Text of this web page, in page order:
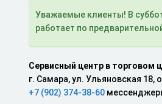
Уважаемые клиенты! В
работает по
Сервисный центр в торговом
г. Самара, ул. Ульяновская 18,
+7 (902) 374-38-60